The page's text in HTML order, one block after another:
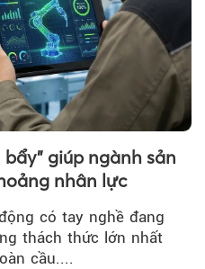
giúp ngành sản
nhân lực
có tay nghề đang
thách thức lớn nhất
cầu....